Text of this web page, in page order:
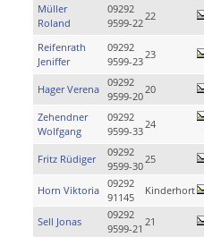
Müller
Roland
09292
9599-22
22
Reifenrath
Jeniffer
09292
9599-23
23
Hager Verena
09292
9599-20
20
Zehendner
Wolfgang
09292
9599-33
24
Fritz Rüdiger
09292
9599-30
25
Horn Viktoria
09292
91145
Kinderhort
Sell Jonas
09292
9599-21
21